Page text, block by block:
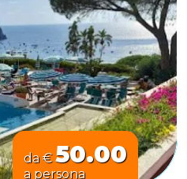
da €50.00
a persona